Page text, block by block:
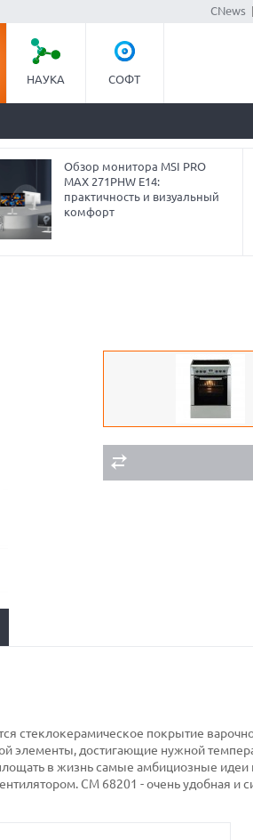
CNews|
НАУКА СОФТ
Обзор монитора MSI PRO
MAX 271PHW E14:
практичность и визуальный
комфорт
стеклокерамическое покрытие
элементы, достигающие нужной
в жизнь самые амбициозные
CM 68201 - очень удобная и